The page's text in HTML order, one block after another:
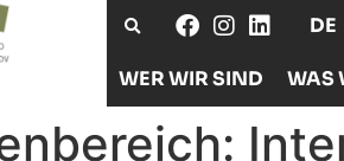
DE
WER WIR SIND WAS